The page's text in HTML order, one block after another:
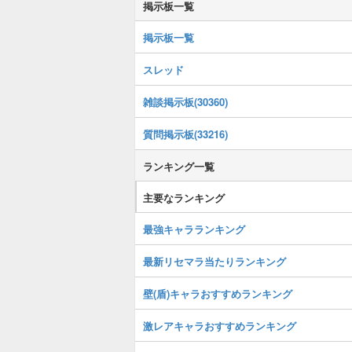
掲示板一覧
掲示板一覧
スレッド
雑談掲示板(30360)
質問掲示板(33216)
ランキング一覧
主要なランキング
最強キャラランキング
最新リセマラ当たりランキング
壁(盾)キャラおすすめランキング
激レアキャラおすすめランキング